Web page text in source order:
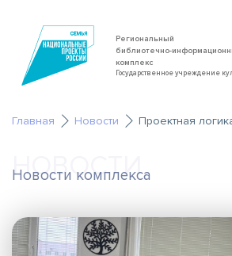
Региональный
библиотечно-
комплекс
Государственное учреждение
Главная Новости Проектная
Новости комплекса
НОВОСТИ